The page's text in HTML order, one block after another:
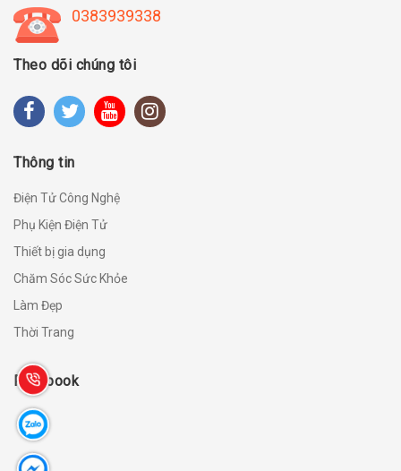
0383939338
Theo dõi chúng tôi
Thông tin
Điện Tử Công Nghệ
Phụ Kiện Điện Tử
Thiết bị gia dụng
Chăm Sóc Sức Khỏe
Làm Đẹp
Thời Trang
Facebook